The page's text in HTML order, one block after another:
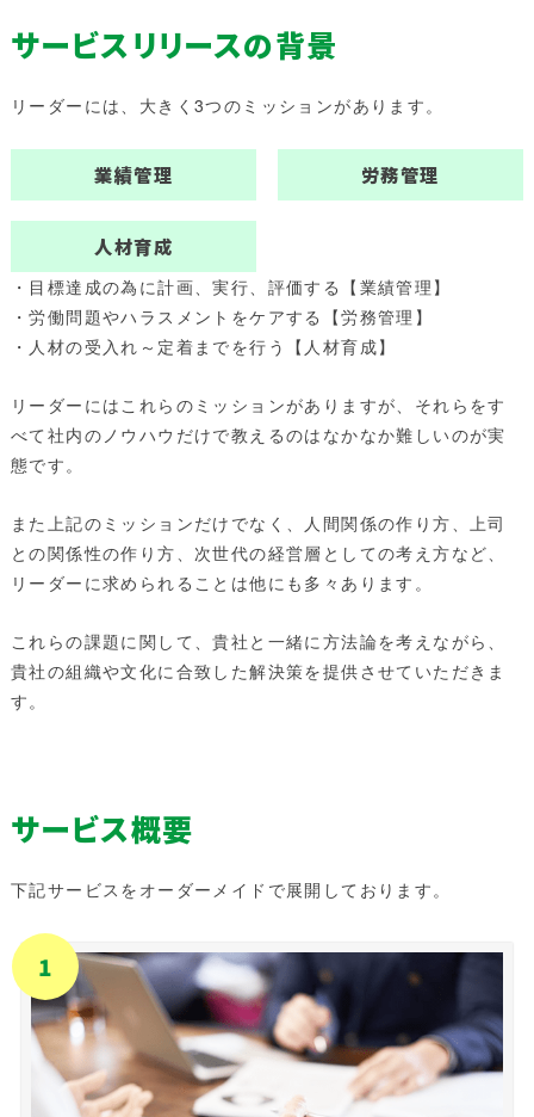
サービスリリースの背景
リーダーには、大きく 3つのミッションがあります。
業績管理 労務管理
人材育成
・目標達成の為に計画、実行、評価する【業績管理】
・労働問題やハラスメントをケアする【労務管理】
・人材の受入れ～定着までを行う【人材育成】
リーダーにはこれらのミッションがありますが、それらをす
べて社内のノウハウだけで教えるのはなかなか難しいのが実
態です。
また上記のミッションだけでなく、人間関係の作り方、上司
との関係性の作り方、次世代の経営層としての考え方など、
リーダーに求められることは他にも多々あります。
これらの課題に関して、貴社と一緒に方法論を考えながら、
貴社の組織や文化に合致した解決策を提供させていただきま
す。
サービス概要
下記サービスをオーダーメイドで展開しております。
1